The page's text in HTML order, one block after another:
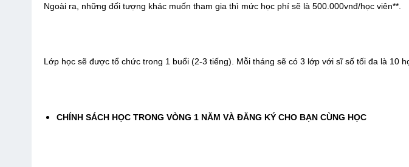
Ngoài ra, những đối tượng khác muốn tham gia thì mức học phí sẽ là 500.000vnđ/học viên**.
Lớp học sẽ được tổ chức trong 1 buổi (2-3 tiếng). Mỗi tháng sẽ có 3 lớp với sĩ số tối đa là 10
CHÍNH SÁCH HỌC TRONG VÒNG 1 NĂM VÀ ĐĂNG KÝ CHO BẠN CÙNG HỌC